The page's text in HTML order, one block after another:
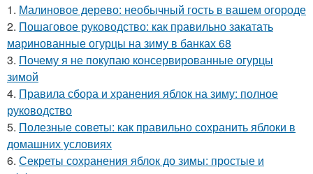
1. Малиновое дерево: необычный гость в вашем огороде
2. Пошаговое руководство: как правильно закатать
маринованные огурцы на зиму в банках 68
3. Почему я не покупаю консервированные огурцы
зимой
4. Правила сбора и хранения яблок на зиму: полное
руководство
5. Полезные советы: как правильно сохранить яблоки в
домашних условиях
6. Секреты сохранения яблок до зимы: простые и